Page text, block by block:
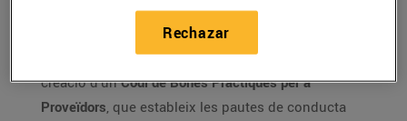
Com a part de la seva estratègia de bon govern i
compliment normatiu, Bon Preu ha anunciat la
creació d’unCodi de Bones Pràctiques per a
Proveïdors, que estableix les pautes de conducta
Rechazar